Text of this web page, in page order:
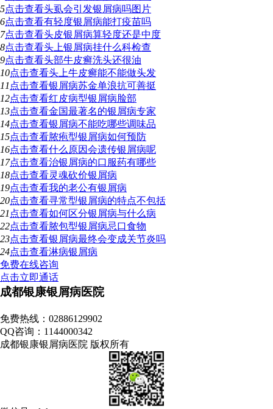
5点击查看头虱会引发银屑病吗图片
6点击查看有轻度银屑病能打疫苗吗
7点击查看头皮银屑病算轻度还是中度
8点击查看头上银屑病挂什么科检查
9点击查看头部牛皮癣洗头还很油
10点击查看头上牛皮癣能不能做头发
11 点击查看银屑病苏金单浪抗可善挺
12点击查看红皮病型银屑病脸部
13点击查看金国最著名的银屑病专家
14点击查看银屑病不能吃哪些调味品
15点击查看脓疱型银屑病如何预防
16点击查看什么原因会遗传银屑病呢
17点击查看治银屑病的口服药有哪些
18点击查看灵魂砍价银屑病
19点击查看我的老公有银屑病
20点击查看寻常型银屑病的特点不包括
21 点击查看如何区分银屑病与什么病
22点击查看脓包型银屑病忌口食物
23点击查看银屑病最终会变成关节炎吗
24点击查看淋病银屑病
免费在线咨询
点击立即通话
成都银康银屑病医院
免费热线：02886129902
QQ咨询：1144000342
成都银康银屑病医院 版权所有